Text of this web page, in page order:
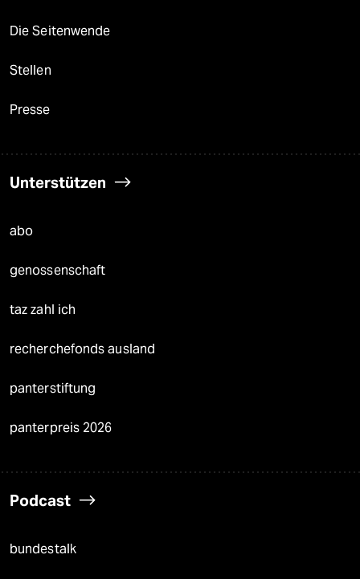
Die Seitenwende
Stellen
Presse
Unterstützen
abo
genossenschaft
taz zahl ich
recherchefonds ausland
panterstiftung
panterpreis 2026
Podcast
bundestalk